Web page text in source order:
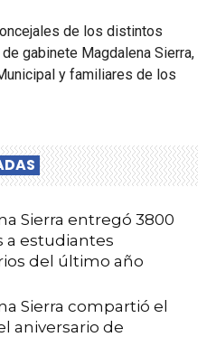
de los distintos
gabinete Magdalena Sierra,
y familiares de los
Sierra entregó 3800
a estudiantes
del último año
Sierra compartió el
aniversario de